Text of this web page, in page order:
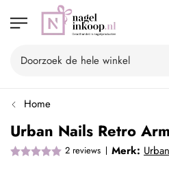
Home
Urban Nails Retro
2 reviews Merk: